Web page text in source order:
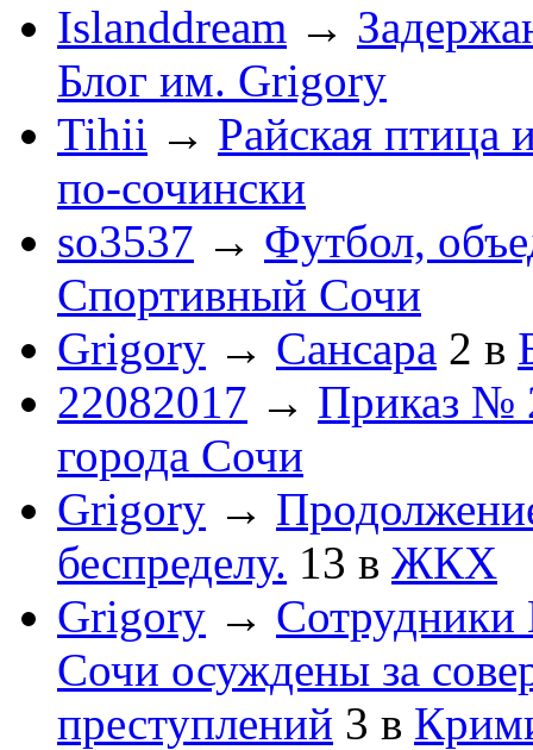
Islanddream →
Блог им. Grigory
Tihii → Райская птица
по-cочински
so3537 → Футбол,
Спортивный Сочи
Grigory → Сансара 2 в
22082017 → Приказ №
города Сочи
Grigory →
беспределу. 13 в ЖКХ
Grigory →
Сочи осуждены за
преступлений 3 в